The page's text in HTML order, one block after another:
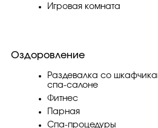
Игровая комната
Оздоровление
Раздевалка со
спа-салоне
Фитнес
Парная
Спа-процедуры